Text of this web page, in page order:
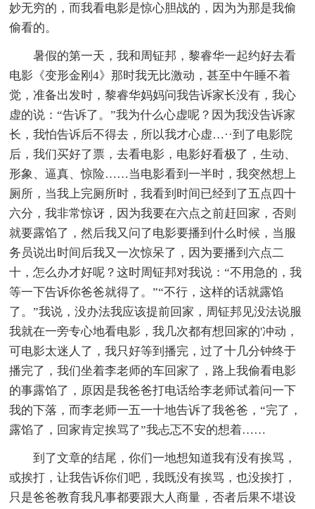
妙无穷的，而我看电影是惊心胆战的，因为为那是我偷
偷看的。
暑假的第一天，我和周钲邦，黎睿华一起约好去看
电影《变形金刚4》那时我无比激动，甚至中午睡不着
觉，准备出发时，黎睿华妈妈问我告诉家长没有，我心
虚的说：“告诉了。”我为什么心虚呢？因为我没告诉家
长，我怕告诉后不得去，所以我才心虚…··到了电影院
后，我们买好了票，去看电影，电影好看极了，生动、
形象、逼真、惊险……当电影看到一半时，我突然想上
厕所，当我上完厕所时，我看到时间已经到了五点四十
六分，我非常惊讶，因为我要在六点之前赶回家，否则
就要露馅了，然后我又问了电影要播到什么时候，当服
务员说出时间后我又一次惊呆了，因为要播到六点二
十，怎么办才好呢？这时周钲邦对我说：“不用急的，我
等一下告诉你爸爸就得了。”“不行，这样的话就露馅
了。”我说，没办法我应该提前回家，周钲邦见没法说服
我就在一旁专心地看电影，我几次都有想回家的'冲动，
可电影太迷人了，我只好等到播完，过了十几分钟终于
播完了，我们坐着李老师的车回家了，路上我偷看电影
的事露馅了，原因是我爸爸打电话给李老师试着问一下
我的下落，而李老师一五一十地告诉了我爸爸，“完了，
露馅了，回家肯定挨骂了”我忐忑不安的想着……
到了文章的结尾，你们一地想知道我有没有挨骂，
或挨打，让我告诉你们吧，我既没有挨骂，也没挨打，
只是爸爸教育我凡事都要跟大人商量，否者后果不堪设